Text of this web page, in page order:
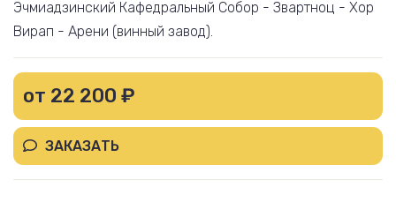
Эчмиадзинский Кафедральный Собор - Звартноц - Хор
Вирап - Арени (винный завод).
от 22 200 ₽
ЗАКАЗАТЬ